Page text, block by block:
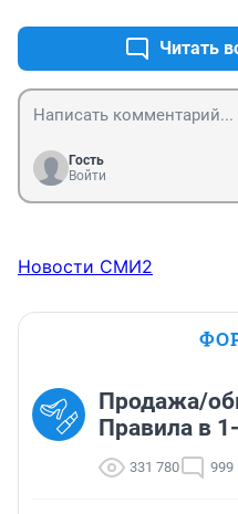
Читать
Гость
Войти
Новости СМИ2
Продажа/
Правила в
331 780 999